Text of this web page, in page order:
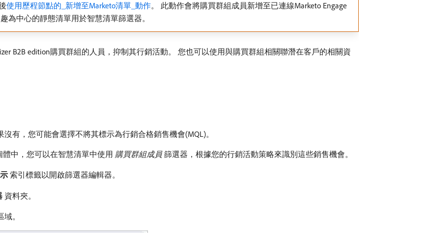
使用歷程節點的​_新增至Marketo清單_​動作。 此動作會將購買群組成員新增至已連線Marketo Engage
為中心的靜態清單用於智慧清單篩選器。
B2B edition購買群組的人員，抑制其行銷活動。 您也可以使用與購買群組相關聯潛在客戶的相關資
有，您可能會選擇不將其標示為行銷合格銷售機會(MQL)。
體中，您可以在智慧清單中使用​ 購買群組成員​篩選器，根據您的行銷活動策略來識別這些銷售機會。
​索引標籤以開啟篩選器編輯器。
​資料夾。
。